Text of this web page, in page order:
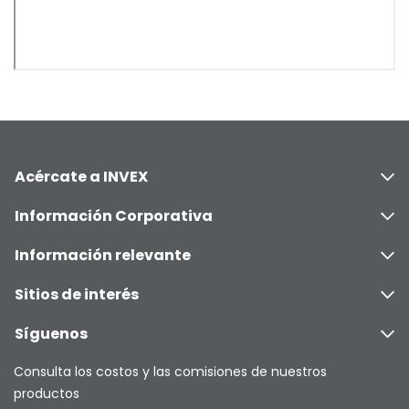
Acércate a INVEX
Información Corporativa
Información relevante
Sitios de interés
Síguenos
Consulta los costos y las comisiones de nuestros
productos